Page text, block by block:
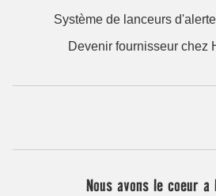
Système de lanceurs
Devenir fournisseur chez
Nous avons le coeur a